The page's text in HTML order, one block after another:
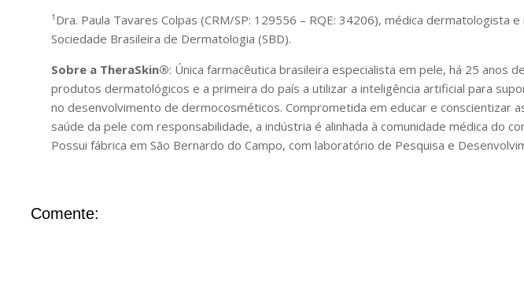
¹Dra. Paula Tavares Colpas (CRM/SP: 129556 – RQE: 34206), médica dermatologista
Sociedade Brasileira de Dermatologia (SBD).
Sobre a TheraSkin®: Única farmacêutica brasileira especialista em pele, há 25 anos
produtos dermatológicos e a primeira do país a utilizar a inteligência artificial para
no desenvolvimento de dermocosméticos. Comprometida em educar e conscientizar
saúde da pele com responsabilidade, a indústria é alinhada à comunidade médica do
Possui fábrica em São Bernardo do Campo, com laboratório de Pesquisa e
Comente: